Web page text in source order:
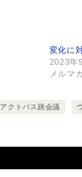
変化に
2023年
メルマ
アクトパス跳会議